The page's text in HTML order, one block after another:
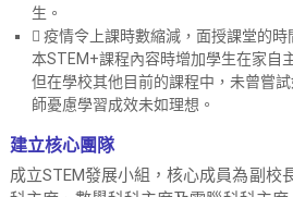
t
P
r
r
生。
 疫情令上課時數縮減，面授課堂的
本STEM+課程內容時增加學生在家自
但在學校其他目前的課程中，未曾嘗
師憂慮學習成效未如理想。
建立核心團隊
成立STEM發展小組，核心成員為副校